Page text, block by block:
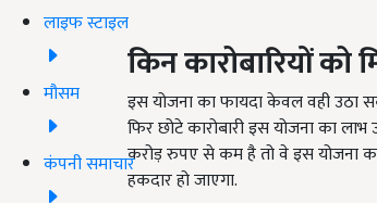
लाइफ स्टाइल
मौसम
कंपनी समाचार
किन कारोबारियों
इस योजना का फायदा केवल वही उठा
फिर छोटे कारोबारी इस योजना का
करोड़ रुपए से कम है तो वे इस योजना
हकदार हो जाएगा.